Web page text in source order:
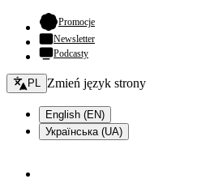
Promocje- otwiera się w nowej karcie
Newsletter
Podcasty
Zmień język - bieżący:
PL Zmień język strony
English (EN)
Українська (UA)